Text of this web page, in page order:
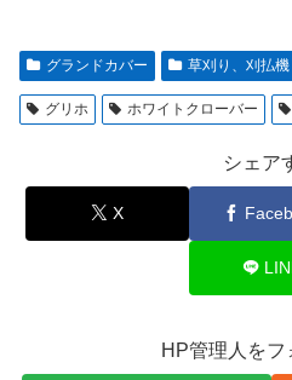
グランドカバー 草刈り、刈払機
グリホ ホワイトクローバー
シェア
X
HP管理人をフ